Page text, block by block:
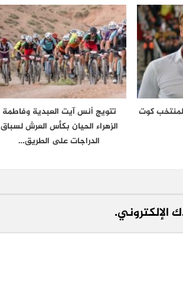
لمنتخب كوت
تتويج أنس آيت العبدية وفاطمة
الزهراء الحيان بكأس العرش لسباق
الدراجات على الطريق…
الإلكتروني.